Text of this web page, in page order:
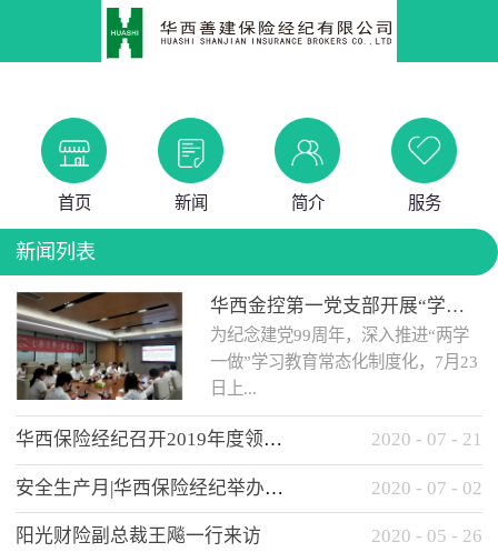
首页 新闻 简介 服务
新闻列表
华西金控第一党支部开展“学党史 知党情 做合格党员”主题教育工作会
为纪念建党99周年，深入推进“两学
一做”学习教育常态化制度化，7月23
日上...
午，华西金控第一党支部举办了“学
党史、知党情、...
华西保险经纪召开2019年度领导班子述职考核工作会 2020 - 07 - 21
安全生产月|华西保险经纪举办应急消防安全知识培训 2020 - 07 - 02
阳光财险副总裁王飚一行来访 2020 - 05 - 26